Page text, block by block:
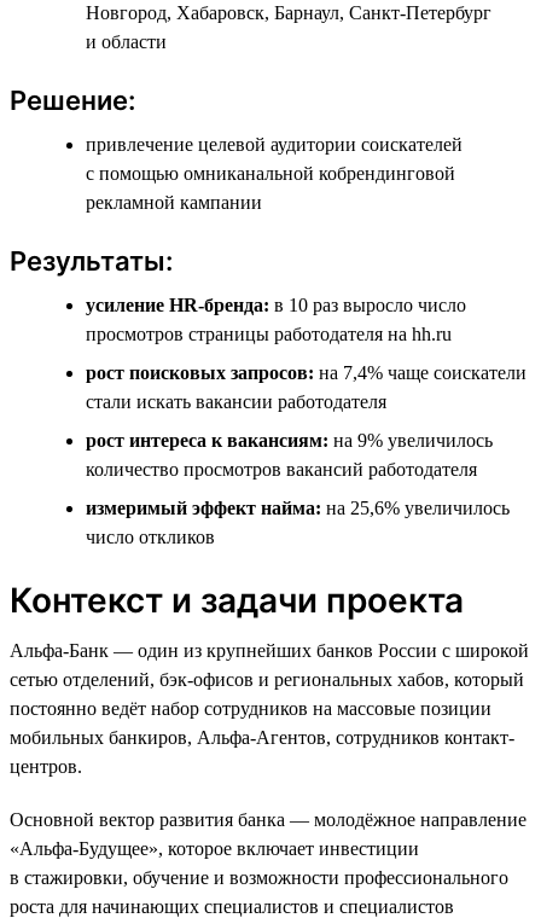
Новгород, Хабаровск, Барнаул, Санкт-Петербург
и области
Решение:
привлечение целевой аудитории соискателей
с помощью омниканальной кобрендинговой
рекламной кампании
Результаты:
усиление HR-бренда: в 10 раз выросло число
просмотров страницы работодателя на hh.ru
рост поисковых запросов: на 7,4% чаще соискатели
стали искать вакансии работодателя
рост интереса к вакансиям: на 9% увеличилось
количество просмотров вакансий работодателя
измеримый эффект найма: на 25,6% увеличилось
число откликов
Контекст и задачи проекта
Альфа-Банк — один из крупнейших банков России с широкой
сетью отделений, бэк-офисов и региональных хабов, который
постоянно ведёт набор сотрудников на массовые позиции
мобильных банкиров, Альфа-Агентов, сотрудников контакт-
центров.
Основной вектор развития банка — молодёжное направление
«Альфа-Будущее», которое включает инвестиции
в стажировки, обучение и возможности профессионального
роста для начинающих специалистов и специалистов